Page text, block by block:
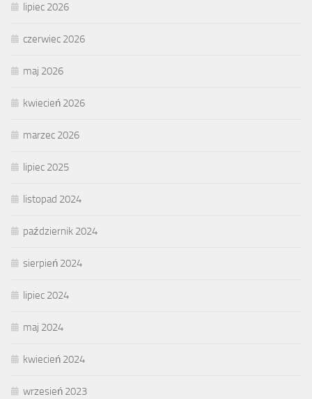
lipiec 2026
czerwiec 2026
maj 2026
kwiecień 2026
marzec 2026
lipiec 2025
listopad 2024
październik 2024
sierpień 2024
lipiec 2024
maj 2024
kwiecień 2024
wrzesień 2023